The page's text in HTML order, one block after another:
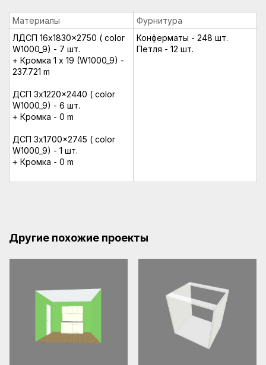
Материалы
Фурнитура
ЛДСП 16x1830x2750 ( color
W1000_9) - 7 шт.
+ Кромка 1 x 19 (W1000_9) -
237.721 m
ДСП 3x1220x2440 ( color
W1000_9) - 6 шт.
+ Кромка - 0 m
ДСП 3x1700x2745 ( color
W1000_9) - 1 шт.
+ Кромка - 0 m
Конферматы - 248 шт.
Петля - 12 шт.
Другие похожие проекты